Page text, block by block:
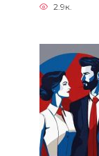
2.9к.